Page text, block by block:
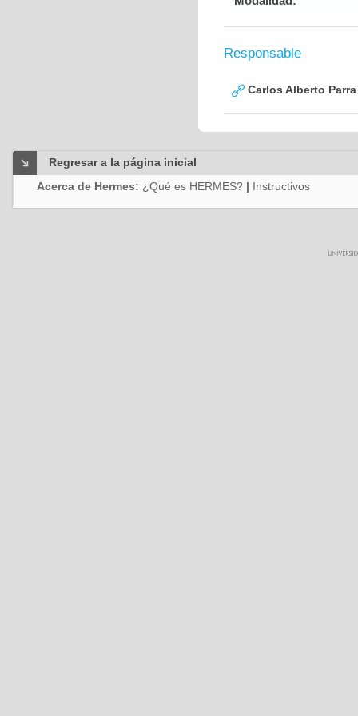
Responsable
Carlos Alberto
Regresar a la página inicial
Acerca de Hermes: ¿Qué es HERMES? | Instructivos